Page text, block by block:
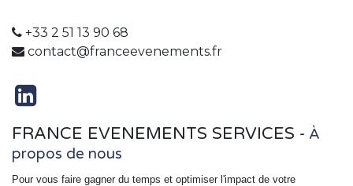
+33 2 51 13 90 68
contact@franceevenements.fr
FRANCE EVENEMENTS SERVICES - À
propos de nous
Pour vous faire gagner du temps et optimiser l'impact de votre